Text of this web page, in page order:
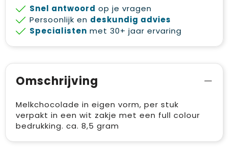
Snel antwoord op je vragen
Persoonlijk en deskundig advies
Specialisten met 30+ jaar ervaring
Omschrijving
Melkchocolade in eigen vorm, per stuk
verpakt in een wit zakje met een full colour
bedrukking. ca. 8,5 gram